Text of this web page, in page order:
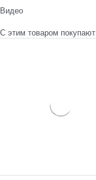
Видео
С этим товаром покупают